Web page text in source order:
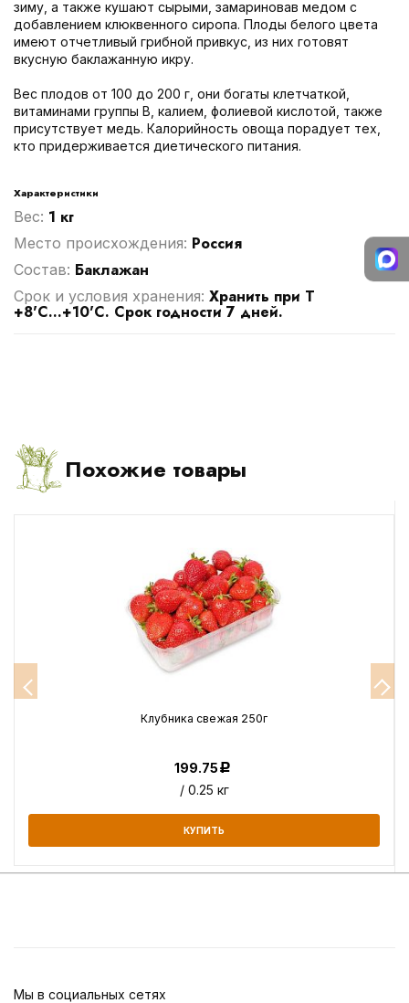
зиму, а также кушают сырыми, замариновав медом с
добавлением клюквенного сиропа. Плоды белого цвета
имеют отчетливый грибной привкус, из них готовят
вкусную баклажанную икру.
Вес плодов от 100 до 200 г, они богаты клетчаткой,
витаминами группы В, калием, фолиевой кислотой, также
присутствует медь. Калорийность овоща порадует тех,
кто придерживается диетического питания.
Характеристики
Вес: 1 кг
Место происхождения: Россия
Cостав: Баклажан
Срок и условия хранения: Хранить при Т
+8'C...+10'С. Срок годности 7 дней.
Похожие товары
Клубника свежая 250г
199.75Р
/ 0.25 кг
КУПИТЬ
Мы в социальных сетях